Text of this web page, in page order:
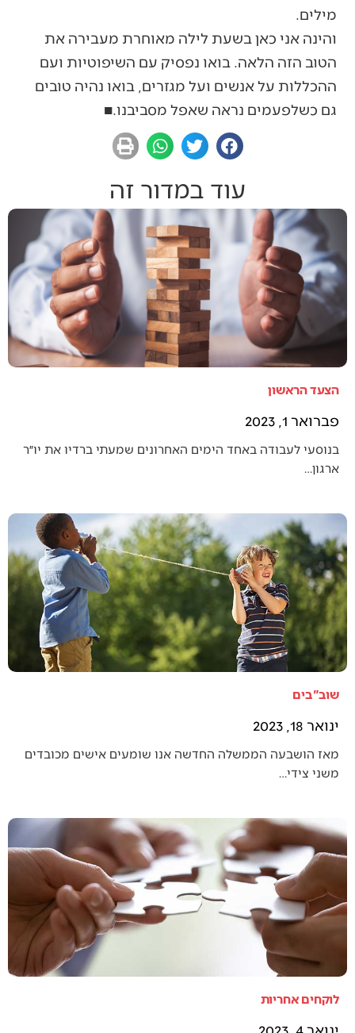
מילים.
והינה אני כאן בשעת לילה מאוחרת מעבירה את
הטוב הזה הלאה. בואו נפסיק עם השיפוטיות ועם
ההכללות על אנשים ועל מגזרים, בואו נהיה טובים
גם כשלפעמים נראה שאפל מסביבנו.■
עוד במדור זה
הצעד הראשון
פברואר 1, 2023
בנוסעי לעבודה באחד הימים האחרונים שמעתי ברדיו את יו״ר
ארגון…
שוב"בים
ינואר 18, 2023
מאז הושבעה הממשלה החדשה אנו שומעים אישים מכובדים
משני צידי…
לוקחים אחריות
ינואר 4, 2023